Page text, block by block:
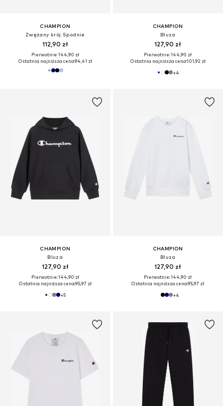
CHAMPION
Zwężany krój Spodnie
112,90 zł
Pierwotnie: 144,90 zł
Ostatnia najniższa cena:94,41 zł
CHAMPION
Bluza
127,90 zł
Pierwotnie: 144,90 zł
Ostatnia najniższa cena:101,92 zł
+4
CHAMPION
Bluza
127,90 zł
Pierwotnie: 144,90 zł
Ostatnia najniższa cena:95,97 zł
+5
CHAMPION
Bluza
127,90 zł
Pierwotnie: 144,90 zł
Ostatnia najniższa cena:95,97 zł
+4